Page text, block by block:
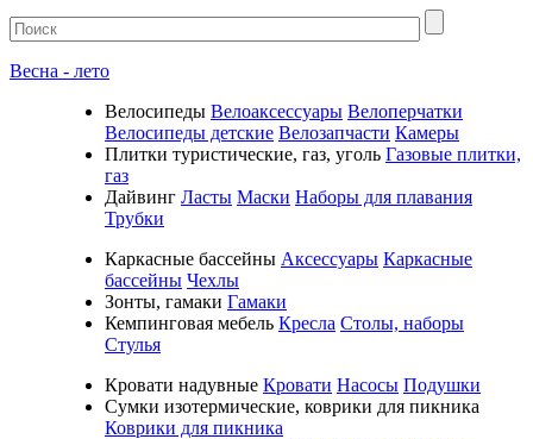
Весна - лето
Велосипеды Велоаксессуары Велоперчатки
Велосипеды детские Велозапчасти Камеры
Плитки туристические, газ, уголь Газовые плитки,
газ
Дайвинг Ласты Маски Наборы для плавания
Трубки
Каркасные бассейны Аксессуары Каркасные
бассейны Чехлы
Зонты, гамаки Гамаки
Кемпинговая мебель Кресла Столы, наборы
Стулья
Кровати надувные Кровати Насосы Подушки
Cумки изотермические, коврики для пикника
Коврики для пикника